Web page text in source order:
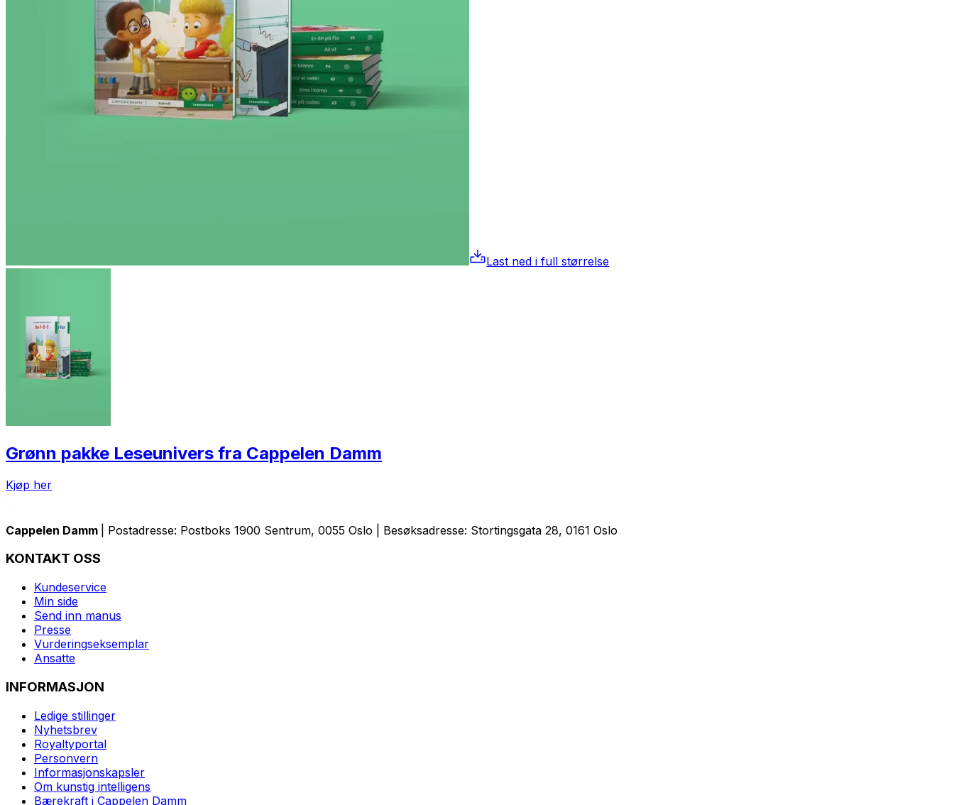
Last ned i full størrelse
Grønn pakke Leseunivers fra Cappelen Damm
Kjøp her
Cappelen Damm | Postadresse: Postboks 1900 Sentrum, 0055 Oslo | Besøksadresse: Stortingsgata 28, 0161 Oslo
KONTAKT OSS
Kundeservice
Min side
Send inn manus
Presse
Vurderingseksemplar
Ansatte
INFORMASJON
Ledige stillinger
Nyhetsbrev
Royaltyportal
Personvern
Informasjonskapsler
Om kunstig intelligens
Bærekraft i Cappelen Damm